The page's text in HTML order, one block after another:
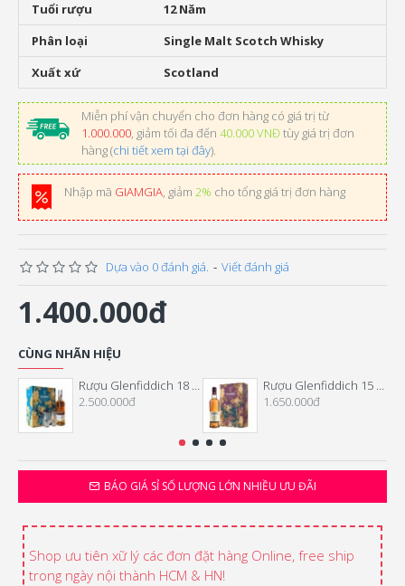
Tuổi rượu
12 Năm
Phân loại
Single Malt Scotch Whisky
Xuất xứ
Scotland
Miễn phí vận chuyển cho đơn hàng có giá trị từ
1.000.000, giảm tối đa đến 40.000 VNĐtùy giá trị đơn
hàng (chi tiết xem tại đây).
Nhập mã GIAMGIA, giảm 2% cho tổng giá trị đơn hàng
Dựa vào 0 đánh giá. - Viết đánh giá
1.400.000đ
BÁO GIÁ SỈ SỐ LƯỢNG LỚN NHIỀU ƯU ĐÃI
CÙNG NHÃN HIỆU
Rượu Glenfiddich 18 Năm Hộp Quà Tết 2026
2.500.000đ
Rượu Glenfiddich 15 Năm Hộp Quà Tết 2026
1.650.000đ
Shop ưu tiên xữ lý các đơn đặt hàng Online, free ship
trong ngày nội thành HCM & HN!